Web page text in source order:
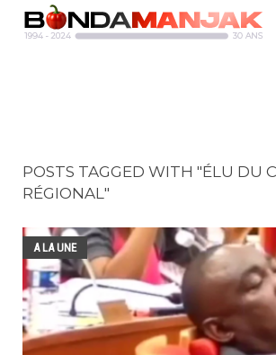
POSTS TAGGED WITH "ÉLU DU
RÉGIONAL"
A LA UNE